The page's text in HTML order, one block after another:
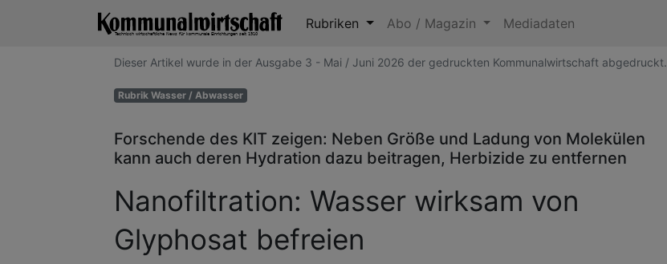
Rubriken Abo / Magazin Mediadaten
Dieser Artikel wurde in der Ausgabe 3 - Mai / Juni 2026 der gedruckten Kommunalwirtschaft abgedruckt.
Rubrik Wasser / Abwasser
Forschende des KIT zeigen: Neben Größe und Ladung von Molekülen
kann auch deren Hydration dazu beitragen, Herbizide zu entfernen
Nanofiltration: Wasser wirksam von
Glyphosat befreien